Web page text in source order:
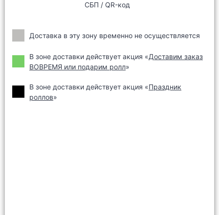
CБП / QR-код
Доставка в эту зону временно не осуществляется
В зоне доставки действует акция «Доставим заказ
ВОВРЕМЯ или подарим ролл»
В зоне доставки действует акция «Праздник
роллов»